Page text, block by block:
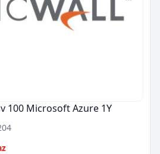
100 Microsoft Azure 1Y